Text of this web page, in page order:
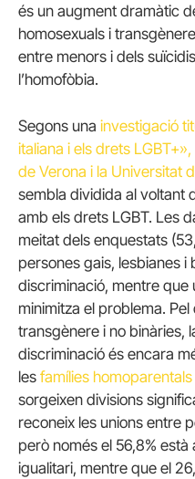
és un augment dramàtic
homosexuals i
entre menors i dels
l’homofòbia.
Segons una investigació
italiana i els drets
de Verona i la Universitat
sembla dividida al voltant
amb els drets LGBT. Les
meitat dels enquestats
persones gais, lesbianes i
discriminació, mentre que
minimitza el problema.
transgènere i no binàries,
discriminació és encara
les famílies homoparentals
sorgeixen divisions
reconeix les unions entre
però només el 56,8%
igualitari, mentre que el